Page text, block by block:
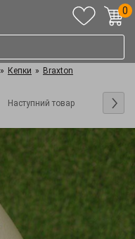
0
» Кепки » Braxton
Наступний товар